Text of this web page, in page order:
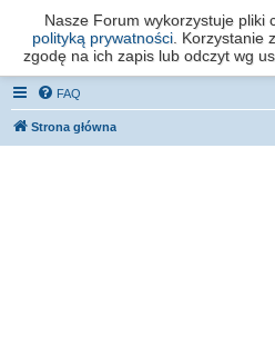
Forum os. Stefana
FAQ
Strona główna
Nasze Forum wykorzystuje pliki
polityką prywatności. Korzystanie
zgodę na ich zapis lub odczyt wg